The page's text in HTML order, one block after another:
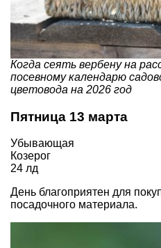
Когда сеять вербену на
посевному календарю
цветовода на 2026 год
Пятница 13 марта
Убывающая
Козерог
24 лд
День благоприятен для
посадочного материала.